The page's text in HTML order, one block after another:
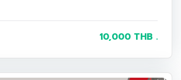
10,000 THB .